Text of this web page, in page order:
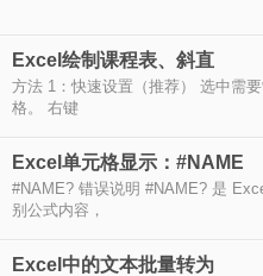
Excel绘制课程表、斜直
方法 1：快速设置（推荐） 选中需
格。 右键
Excel单元格显示：#NAME
#NAME? 错误说明 #NAME? 是
别公式内容，
Excel中的文本批量转为